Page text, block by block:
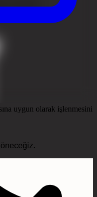
sorun
uygun olarak işlenmesini